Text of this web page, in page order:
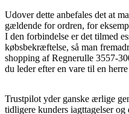
Udover dette anbefales det at
gældende for ordren, for
I den forbindelse er det tilmed
købsbekræftelse, så man
shopping af Regnerulle 3557-
du leder efter en vare til en
Trustpilot yder ganske ærlige
tidligere kunders iagttagelser og